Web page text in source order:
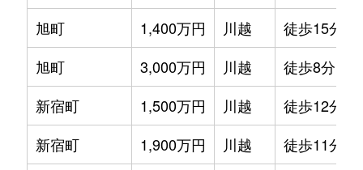
旭町
1,400万円 川越
徒歩15分
旭町
3,000万円 川越
徒歩8分
新宿町
1,500万円 川越
徒歩12分
新宿町
1,900万円 川越
徒歩11分